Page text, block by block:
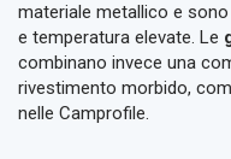
materiale metallico e
e temperatura elevate. Le
combinano invece una
rivestimento morbido,
nelle Camprofile.